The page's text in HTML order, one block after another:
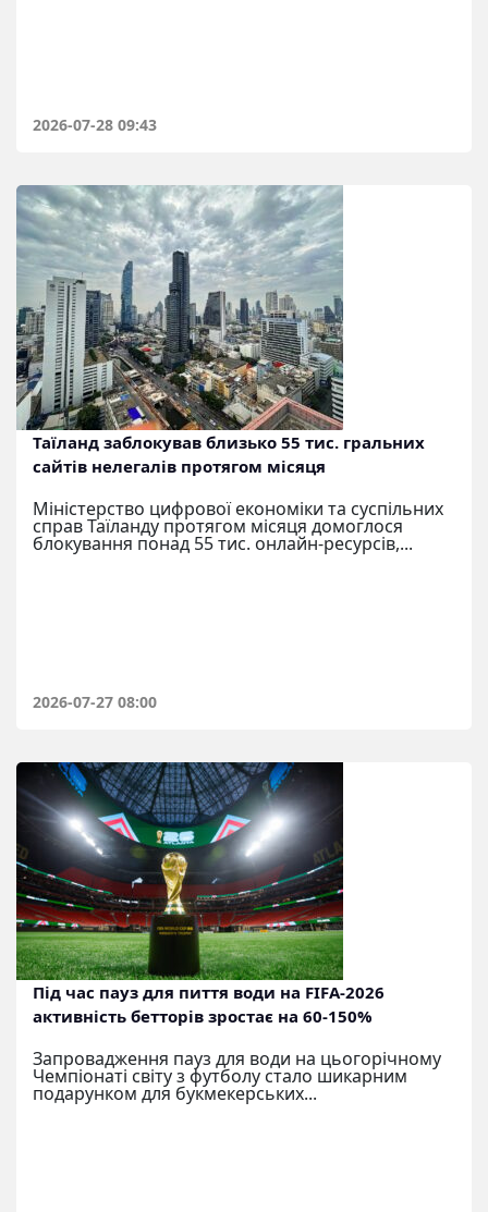
2026-07-28 09:43
Таїланд заблокував близько 55 тис. гральних
сайтів нелегалів протягом місяця
Міністерство цифрової економіки та суспільних
справ Таїланду протягом місяця домоглося
блокування понад 55 тис. онлайн-ресурсів,...
2026-07-27 08:00
Під час пауз для пиття води на FIFA-2026
активність бетторів зростає на 60-150%
Запровадження пауз для води на цьогорічному
Чемпіонаті світу з футболу стало шикарним
подарунком для букмекерських...